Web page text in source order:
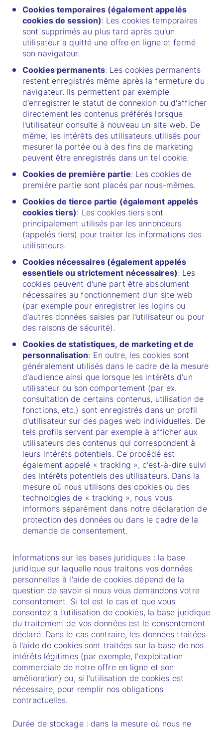
Cookies temporaires (également appelés
cookies de session): Les cookies temporaires
sont supprimés au plus tard après qu'un
utilisateur a quitté une offre en ligne et fermé
son navigateur.
Cookies permanents: Les cookies permanents
restent enregistrés même après la fermeture du
navigateur. Ils permettent par exemple
d'enregistrer le statut de connexion ou d'afficher
directement les contenus préférés lorsque
l'utilisateur consulte à nouveau un site web. De
même, les intérêts des utilisateurs utilisés pour
mesurer la portée ou à des fins de marketing
peuvent être enregistrés dans un tel cookie.
Cookies de première partie: Les cookies de
première partie sont placés par nous-mêmes.
Cookies de tierce partie (également appelés
cookies tiers): Les cookies tiers sont
principalement utilisés par les annonceurs
(appelés tiers) pour traiter les informations des
utilisateurs.
Cookies nécessaires (également appelés
essentiels ou strictement nécessaires): Les
cookies peuvent d'une part être absolument
nécessaires au fonctionnement d'un site web
(par exemple pour enregistrer les logins ou
d'autres données saisies par l'utilisateur ou pour
des raisons de sécurité).
Cookies de statistiques, de marketing et de
personnalisation: En outre, les cookies sont
généralement utilisés dans le cadre de la mesure
d'audience ainsi que lorsque les intérêts d'un
utilisateur ou son comportement (par ex.
consultation de certains contenus, utilisation de
fonctions, etc.) sont enregistrés dans un profil
d'utilisateur sur des pages web individuelles. De
tels profils servent par exemple à afficher aux
utilisateurs des contenus qui correspondent à
leurs intérêts potentiels. Ce procédé est
également appelé « tracking », c'est-à-dire suivi
des intérêts potentiels des utilisateurs. Dans la
mesure où nous utilisons des cookies ou des
technologies de « tracking », nous vous
informons séparément dans notre déclaration de
protection des données ou dans le cadre de la
demande de consentement.
Informations sur les bases juridiques : la base
juridique sur laquelle nous traitons vos données
personnelles à l'aide de cookies dépend de la
question de savoir si nous vous demandons votre
consentement. Si tel est le cas et que vous
consentez à l'utilisation de cookies, la base juridique
du traitement de vos données est le consentement
déclaré. Dans le cas contraire, les données traitées
à l'aide de cookies sont traitées sur la base de nos
intérêts légitimes (par exemple, l'exploitation
commerciale de notre offre en ligne et son
amélioration) ou, si l'utilisation de cookies est
nécessaire, pour remplir nos obligations
contractuelles.
Durée de stockage : dans la mesure où nous ne